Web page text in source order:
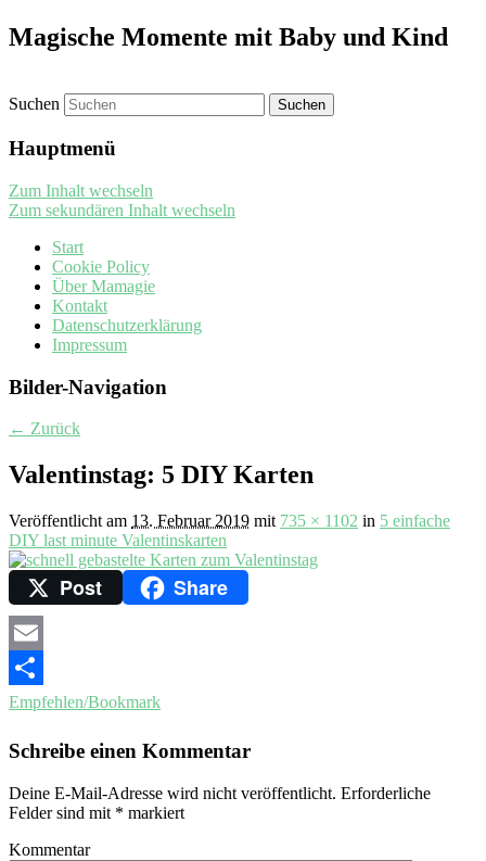
Magische Momente mit Baby und Kind
Suchen
Hauptmenü
Zum Inhalt wechseln
Zum sekundären Inhalt wechseln
Start
Cookie Policy
Über Mamagie
Kontakt
Datenschutzerklärung
Impressum
Bilder-Navigation
← Zurück
Valentinstag: 5 DIY Karten
Veröffentlicht am 13. Februar 2019 mit 735 × 1102 in 5 einfache
DIY last minute Valentinskarten
Post Share
Email
Empfehlen/Bookmark
Schreibe einen Kommentar
Deine E-Mail-Adresse wird nicht veröffentlicht. Erforderliche
Felder sind mit * markiert
Kommentar